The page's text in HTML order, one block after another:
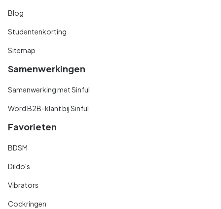
Blog
Studentenkorting
Sitemap
Samenwerkingen
Samenwerking met Sinful
Word B2B-klant bij Sinful
Favorieten
BDSM
Dildo's
Vibrators
Cockringen